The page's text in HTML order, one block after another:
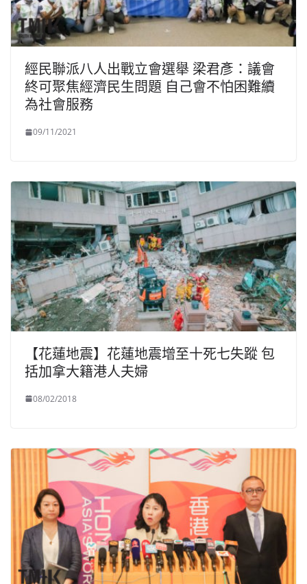
經民聯派八人出戰立會選舉 梁君彥：議會
終可聚焦經濟民生問題 自己會不怕困難續
為社會服務
09/11/2021
【花蓮地震】花蓮地震增至十死七失蹤 包
括加拿大籍港人夫婦
08/02/2018